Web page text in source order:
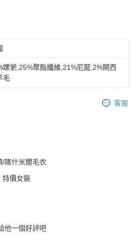
嫘縈,25%聚酯纖維,21%尼龍,2%開西
毛
客服
/喀什米爾毛衣
特價女裝
他一個好評吧